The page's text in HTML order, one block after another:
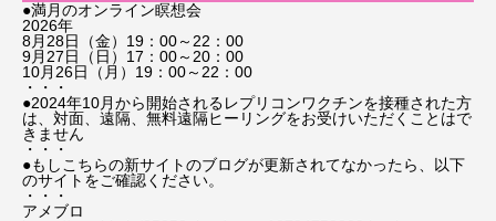
●満月のオンライン瞑想会
2026年
8月28日（金）19：00～22：00
9月27日（日）17：00～20：00
10月26日（月）19：00～22：00
・・・
●2024年10月から開始されるレプリコンワクチンを接種された方
は、対面、遠隔、無料遠隔ヒーリングをお受けいただくことはで
きません
・・・
●もしこちらの新サイトのブログが更新されてなかったら、以下
のサイトをご確認ください。
・・・
アメブロ